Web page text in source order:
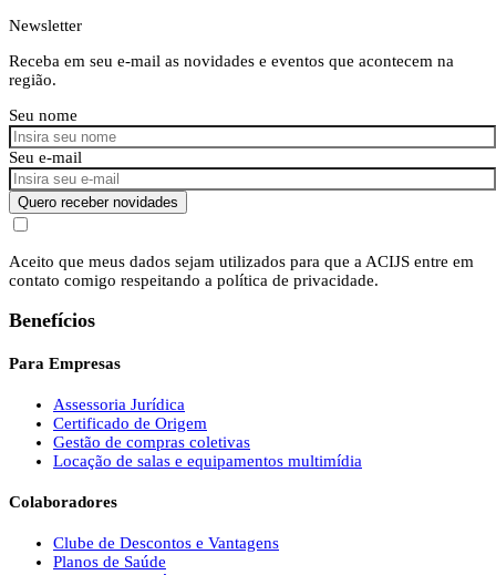
Newsletter
Receba em seu e-mail as novidades e eventos que acontecem na
região.
Seu nome
Seu e-mail
Quero receber novidades
Aceito que meus dados sejam utilizados para que a ACIJS entre em
contato comigo respeitando a política de privacidade.
Benefícios
Para Empresas
Assessoria Jurídica
Certificado de Origem
Gestão de compras coletivas
Locação de salas e equipamentos multimídia
Colaboradores
Clube de Descontos e Vantagens
Planos de Saúde